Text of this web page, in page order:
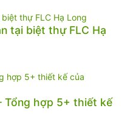
tại biệt thự FLC Hạ
Tổng hợp 5+ thiết kế